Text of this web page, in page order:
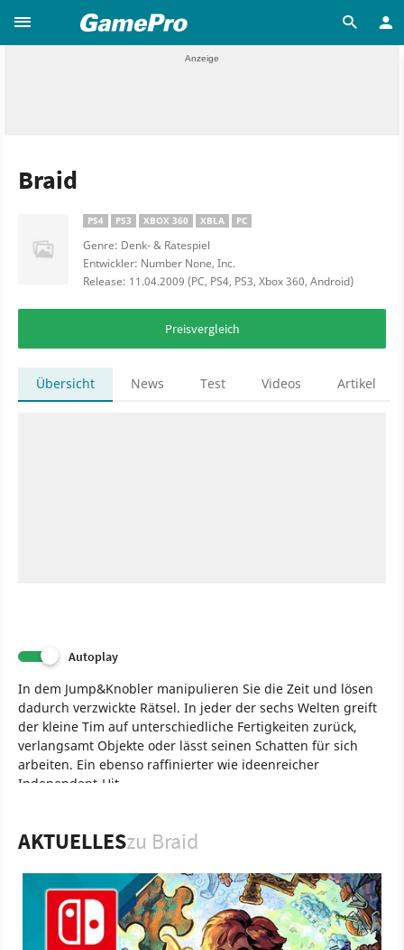
Braid
PS4 PS3 XBOX 360 XBLA PC
Genre: Denk- & Ratespiel
Entwickler: Number None, Inc.
Release: 11.04.2009 (PC, PS4, PS3, Xbox 360, Android)
Preisvergleich
Übersicht News Test Videos Artikel
Autoplay
In dem Jump&Knobler manipulieren Sie die Zeit und lösen
dadurch verzwickte Rätsel. In jeder der sechs Welten greift
der kleine Tim auf unterschiedliche Fertigkeiten zurück,
verlangsamt Objekte oder lässt seinen Schatten für sich
arbeiten. Ein ebenso raffinierter wie ideenreicher
Independent-Hit.
Strategie
Xbox Game Studios
Number None, Inc.
AKTUELLESzu Braid